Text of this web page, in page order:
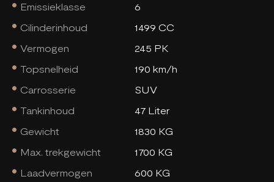
Emissieklasse
6
Cilinderinhoud
1499 CC
Vermogen
245 PK
Topsnelheid
190 km/h
Carrosserie
SUV
Tankinhoud
47 Liter
Gewicht
1830 KG
Max. trekgewicht
1700 KG
Laadvermogen
600 KG